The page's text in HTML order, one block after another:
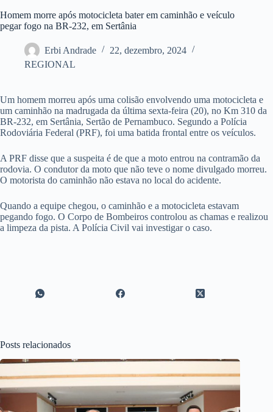
Homem morre após motocicleta bater em caminhão e veículo
pegar fogo na BR-232, em Sertânia
Erbi Andrade
22, dezembro, 2024
REGIONAL
Um homem morreu após uma colisão envolvendo uma motocicleta e
um caminhão na madrugada da última sexta-feira (20), no Km 310 da
BR-232, em Sertânia, Sertão de Pernambuco. Segundo a Polícia
Rodoviária Federal (PRF), foi uma batida frontal entre os veículos.
A PRF disse que a suspeita é de que a moto entrou na contramão da
rodovia. O condutor da moto que não teve o nome divulgado morreu.
O motorista do caminhão não estava no local do acidente.
Quando a equipe chegou, o caminhão e a motocicleta estavam
pegando fogo. O Corpo de Bombeiros controlou as chamas e realizou
a limpeza da pista. A Polícia Civil vai investigar o caso.
Posts relacionados